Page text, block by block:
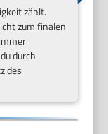
zählt.
zum finalen
durch
des